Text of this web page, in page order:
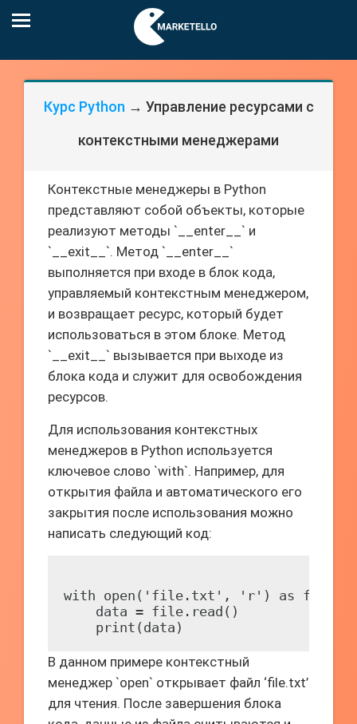
Курс Python → Управление ресурсами с
контекстными менеджерами
Контекстные менеджеры в Python
представляют собой объекты, которые
реализуют методы `__enter__` и
`__exit__`. Метод `__enter__`
выполняется при входе в блок кода,
управляемый контекстным менеджером,
и возвращает ресурс, который будет
использоваться в этом блоке. Метод
`__exit__` вызывается при выходе из
блока кода и служит для освобождения
ресурсов.
Для использования контекстных
менеджеров в Python используется
ключевое слово `with`. Например, для
открытия файла и автоматического его
закрытия после использования можно
написать следующий код:
with open('file.txt', 'r') as file:
    data = file.read()
В данном примере контекстный
менеджер `open` открывает файл ‘file.txt’
для чтения. После завершения блока